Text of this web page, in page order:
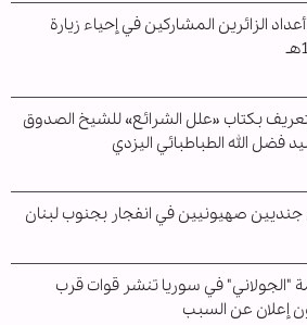
الزائرين المشاركين في إحياء زيارة
بكتاب «علل الشرائع» للشيخ الصدوق
فضل الله الطباطبائي اليزدي
صهيونيين في انفجار بجنوب لبنان
"الجولاني" في سوريا تنشر قوات قرب
إعلان عن السبب